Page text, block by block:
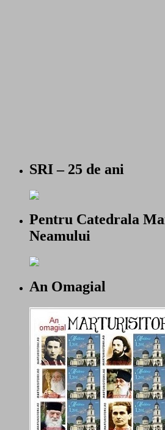
SRI – 25 de ani
Pentru Catedrala
Neamului
An Omagial